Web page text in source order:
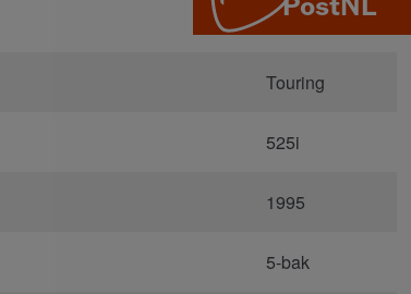
E34
Touring
525i
1995
5-bak